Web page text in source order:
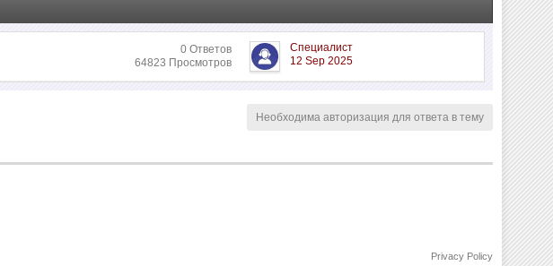
0 Ответов
64823 Просмотров
Специалист
12 Sep 2025
Необходима авторизация для ответа в тему
Privacy Policy